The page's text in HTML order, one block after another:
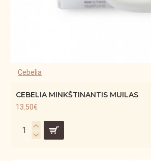
Cebelia
CEBELIA MINKŠTINANTIS MUILAS
13.50€